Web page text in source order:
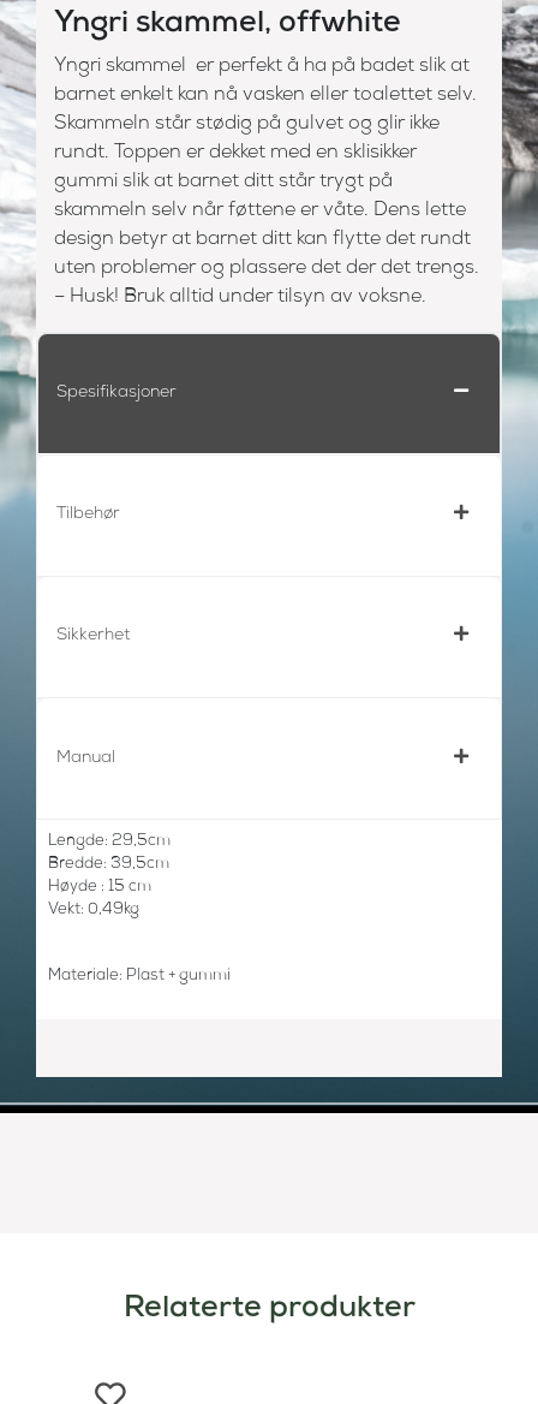
Yngri skammel, offwhite
Yngri skammel er perfekt å ha på badet slik at
barnet enkelt kan nå vasken eller toalettet selv.
Skammeln står stødig på gulvet og glir ikke
rundt. Toppen er dekket med en sklisikker
gummi slik at barnet ditt står trygt på
skammeln selv når føttene er våte. Dens lette
design betyr at barnet ditt kan flytte det rundt
uten problemer og plassere det der det trengs.
– Husk! Bruk alltid under tilsyn av voksne.
Spesifikasjoner
Tilbehør
Sikkerhet
Manual
Lengde: 29,5cm
Bredde: 39,5cm
Høyde : 15 cm
Vekt: 0,49kg
Materiale: Plast + gummi
Relaterte produkter